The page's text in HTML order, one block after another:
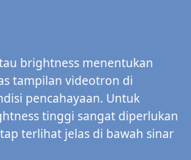
brightness menentukan
tampilan videotron di
pencahayaan. Untuk
tinggi sangat diperlukan
terlihat jelas di bawah sinar